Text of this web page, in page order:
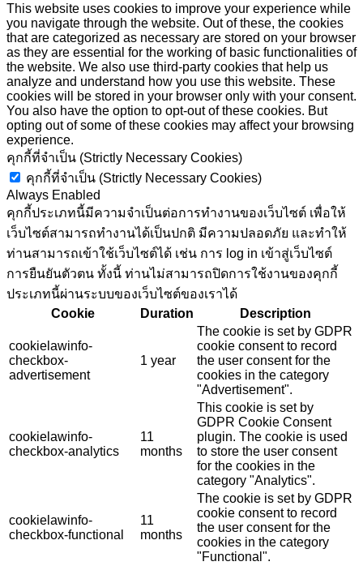
This website uses cookies to improve your experience while
you navigate through the website. Out of these, the cookies
that are categorized as necessary are stored on your browser
as they are essential for the working of basic functionalities of
the website. We also use third-party cookies that help us
analyze and understand how you use this website. These
cookies will be stored in your browser only with your consent.
You also have the option to opt-out of these cookies. But
opting out of some of these cookies may affect your browsing
experience.
คุกกี้ที่จำเป็น (Strictly Necessary Cookies)
คุกกี้ที่จำเป็น (Strictly Necessary Cookies)
Always Enabled
คุกกี้ประเภทนี้มีความจำเป็นต่อการทำงานของเว็บไซต์ เพื่อให้
เว็บไซต์สามารถทำงานได้เป็นปกติ มีความปลอดภัย และทำให้
ท่านสามารถเข้าใช้เว็บไซต์ได้ เช่น การ log in เข้าสู่เว็บไซต์
การยืนยันตัวตน ทั้งนี้ ท่านไม่สามารถปิดการใช้งานของคุกกี้
ประเภทนี้ผ่านระบบของเว็บไซต์ของเราได้
Cookie
Duration Description
cookielawinfo-
checkbox-
advertisement
1 year
The cookie is set by GDPR
cookie consent to record
the user consent for the
cookies in the category
"Advertisement".
cookielawinfo-
checkbox-analytics
11
months
This cookie is set by
GDPR Cookie Consent
plugin. The cookie is used
to store the user consent
for the cookies in the
category "Analytics".
cookielawinfo-
checkbox-functional
11
months
The cookie is set by GDPR
cookie consent to record
the user consent for the
cookies in the category
"Functional".